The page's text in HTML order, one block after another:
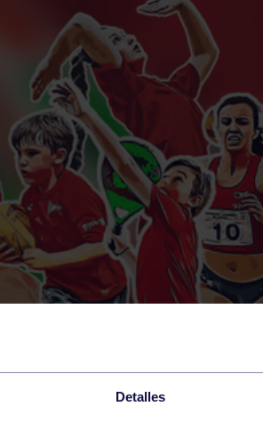
Detalles